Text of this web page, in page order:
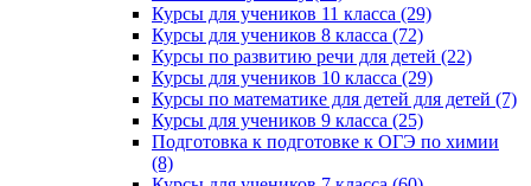
Курсы для учеников 11 класса (29)
Курсы для учеников 8 класса (72)
Курсы по развитию речи для детей (22)
Курсы для учеников 10 класса (29)
Курсы по математике для детей для детей (7)
Курсы для учеников 9 класса (25)
Подготовка к подготовке к ОГЭ по химии
(8)